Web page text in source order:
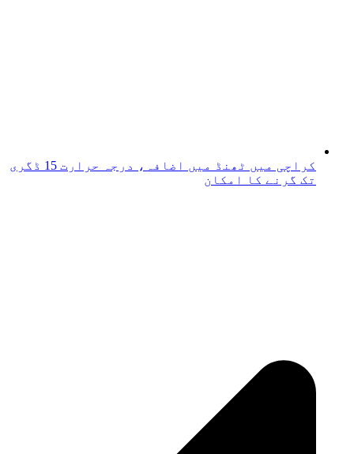
کراچی میں ٹھنڈ میں اضافہ، درجہ حرارت 15 ڈگری
تک گرنے کا امکان